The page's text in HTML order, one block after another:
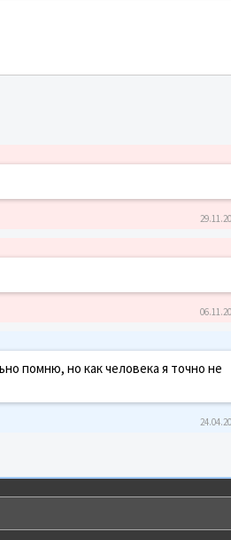
помню, но как человека я точно не